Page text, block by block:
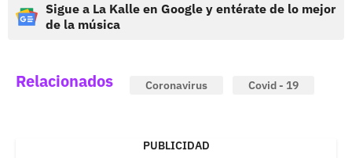
Sigue a La Kalle en Google y entérate de lo mejor
de la música
Relacionados Coronavirus Covid - 19
PUBLICIDAD